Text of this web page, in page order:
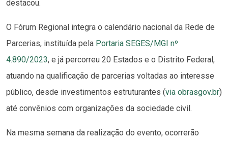
destacou.
O Fórum Regional integra o calendário nacional da Rede de
Parcerias, instituída pela Portaria SEGES/MGI nº
4.890/2023, e já percorreu 20 Estados e o Distrito Federal,
atuando na qualificação de parcerias voltadas ao interesse
público, desde investimentos estruturantes (via obrasgov.br)
até convênios com organizações da sociedade civil.
Na mesma semana da realização do evento, ocorrerão